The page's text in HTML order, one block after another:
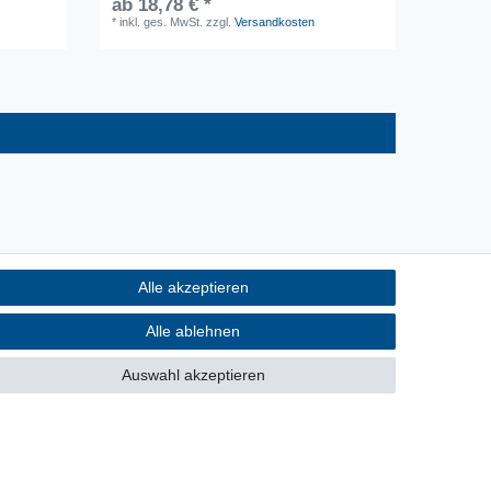
ab 18,78 € *
*inkl. ges. MwSt. zzgl.Versandkosten
Alle akzeptieren
Alle ablehnen
Auswahl akzeptieren